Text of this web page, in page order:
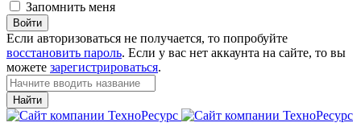
Запомнить меня
Войти
Если авторизоваться не получается, то попробуйте
восстановить пароль. Если у вас нет аккаунта на сайте, то вы
можете зарегистрироваться.
Найти